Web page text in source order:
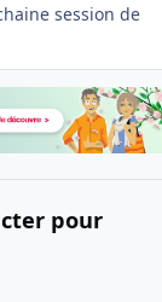
session de
pour